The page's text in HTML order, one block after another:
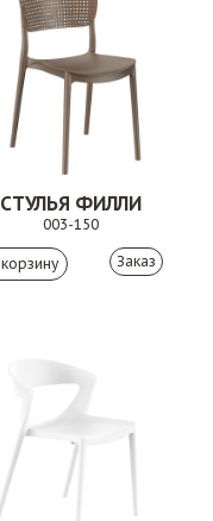
СТУЛЬЯ ФИЛЛИ
003-150
Заказ